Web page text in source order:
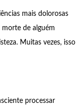
mais dolorosas
morte de alguém
Muitas vezes, isso
processar